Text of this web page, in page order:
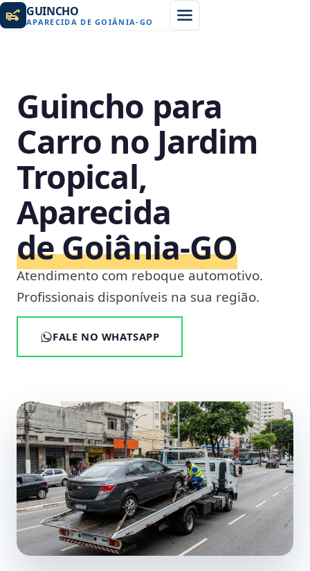
GUINCHO
APARECIDA DE GOIÂNIA-GO
Guincho para
Carro no Jardim
Tropical,
Aparecida
de Goiânia‑GO
Atendimento com reboque automotivo.
Profissionais disponíveis na sua região.
FALE NO WHATSAPP